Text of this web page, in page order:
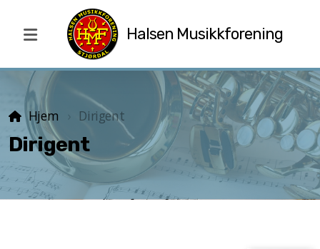
Halsen Musikkforening
Hjem Dirigent
Dirigent
Dirigent
Styret